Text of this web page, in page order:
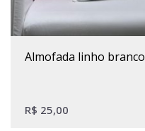
almofada linho branco
R$ 25,00